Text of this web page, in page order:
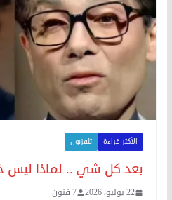
الأكثر قراءة تلفزيون
بعد كل شي .. لماذا ليس
22 يوليو، 2026 7 فنون